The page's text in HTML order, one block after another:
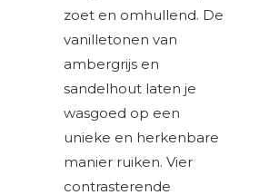
zoet en omhullend. De
vanilletonen van
ambergrijs en
sandelhout laten je
wasgoed op een
unieke en herkenbare
manier ruiken. Vier
contrasterende